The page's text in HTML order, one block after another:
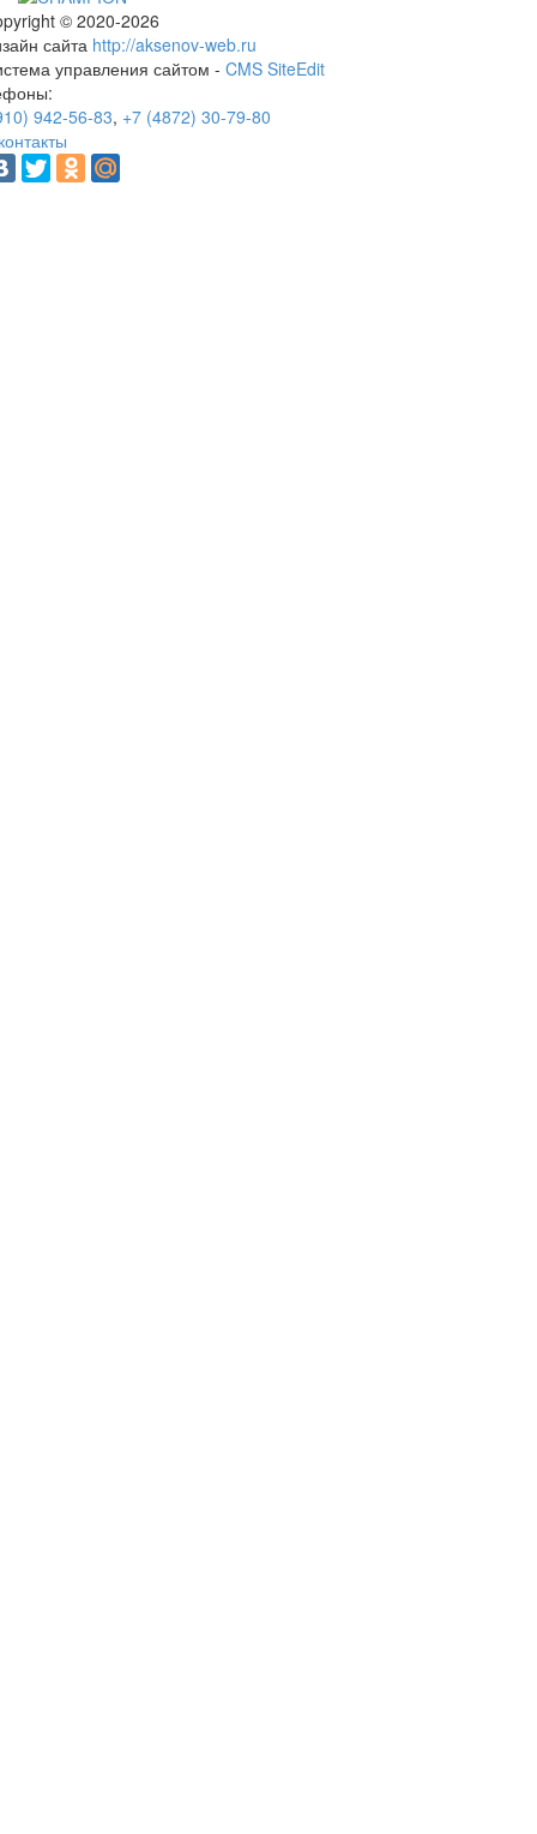
© 2020-2026
сайта http://aksenov-web.ru
управления сайтом - CMS SiteEdit
942-56-83, +7 (4872) 30-79-80